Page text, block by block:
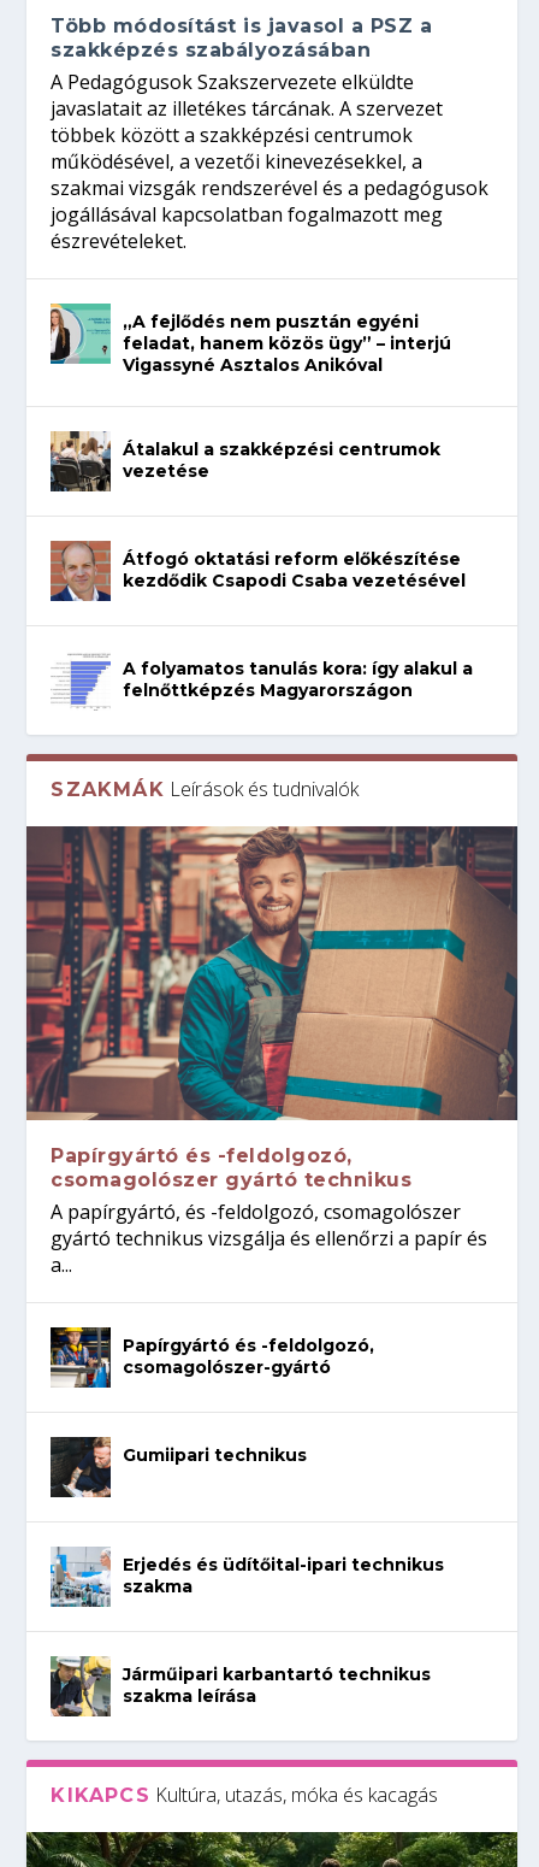
Több módosítást is javasol a PSZ a
szakképzés szabályozásában
A Pedagógusok Szakszervezete elküldte
javaslatait az illetékes tárcának. A szervezet
többek között a szakképzési centrumok
működésével, a vezetői kinevezésekkel, a
szakmai vizsgák rendszerével és a pedagógusok
jogállásával kapcsolatban fogalmazott meg
észrevételeket.
„A fejlődés nem pusztán egyéni
feladat, hanem közös ügy” – interjú
Vigassyné Asztalos Anikóval
Átalakul a szakképzési centrumok
vezetése
Átfogó oktatási reform előkészítése
kezdődik Csapodi Csaba vezetésével
A folyamatos tanulás kora: így alakul a
felnőttképzés Magyarországon
SZAKMÁK Leírások és tudnivalók
Papírgyártó és -feldolgozó,
csomagolószer gyártó technikus
A papírgyártó, és -feldolgozó, csomagolószer
gyártó technikus vizsgálja és ellenőrzi a papír és
a...
Papírgyártó és -feldolgozó,
csomagolószer-gyártó
Gumiipari technikus
Erjedés és üdítőital-ipari technikus
szakma
Járműipari karbantartó technikus
szakma leírása
KIKAPCS Kultúra, utazás, móka és kacagás